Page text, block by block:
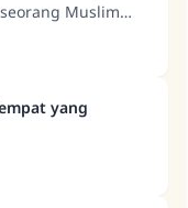
Muslim
untuk dibuat
hukum-hukum
selamat, dan hal-
adalah
negatif dan
yang